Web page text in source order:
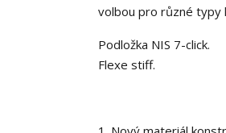
volbou pro různé typy
Podložka NIS 7-click.
Flexe stiff.